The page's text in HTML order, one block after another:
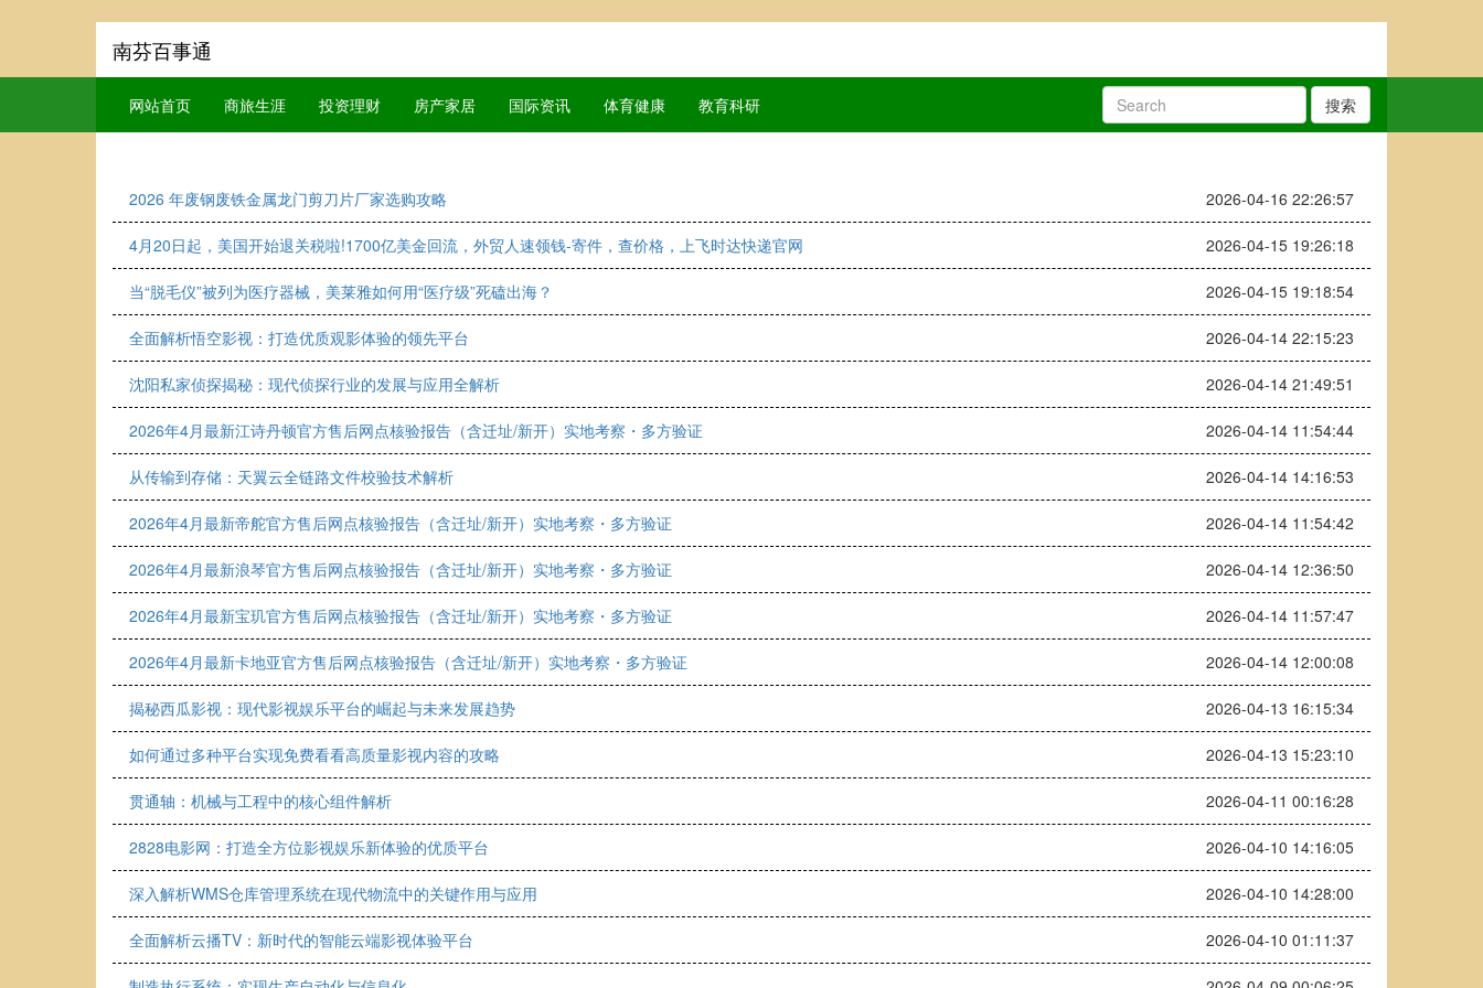
南芬百事通
网站首页 商旅生涯 投资理财 房产家居 国际资讯 体育健康 教育科研 搜索
2026 年废钢废铁金属龙门剪刀片厂家选购攻略 2026-04-16 22:26:57
4月20日起，美国开始退关税啦!1700亿美金回流，外贸人速领钱-寄件，查价格，上飞时达快递官网 2026-04-15 19:26:18
当“脱毛仪”被列为医疗器械，美莱雅如何用“医疗级”死磕出海？ 2026-04-15 19:18:54
全面解析悟空影视：打造优质观影体验的领先平台 2026-04-14 22:15:23
沈阳私家侦探揭秘：现代侦探行业的发展与应用全解析 2026-04-14 21:49:51
2026年4月最新江诗丹顿官方售后网点核验报告（含迁址/新开）实地考察・多方验证 2026-04-14 11:54:44
从传输到存储：天翼云全链路文件校验技术解析 2026-04-14 14:16:53
2026年4月最新帝舵官方售后网点核验报告（含迁址/新开）实地考察・多方验证 2026-04-14 11:54:42
2026年4月最新浪琴官方售后网点核验报告（含迁址/新开）实地考察・多方验证 2026-04-14 12:36:50
2026年4月最新宝玑官方售后网点核验报告（含迁址/新开）实地考察・多方验证 2026-04-14 11:57:47
2026年4月最新卡地亚官方售后网点核验报告（含迁址/新开）实地考察・多方验证 2026-04-14 12:00:08
揭秘西瓜影视：现代影视娱乐平台的崛起与未来发展趋势 2026-04-13 16:15:34
如何通过多种平台实现免费看看高质量影视内容的攻略 2026-04-13 15:23:10
贯通轴：机械与工程中的核心组件解析 2026-04-11 00:16:28
2828电影网：打造全方位影视娱乐新体验的优质平台 2026-04-10 14:16:05
深入解析WMS仓库管理系统在现代物流中的关键作用与应用 2026-04-10 14:28:00
全面解析云播TV：新时代的智能云端影视体验平台 2026-04-10 01:11:37